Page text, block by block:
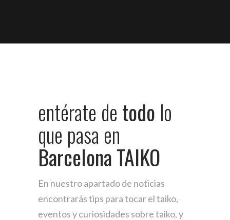
entérate de todo lo
que pasa en
BarcelonaTAIKO
En nuestro apartado de noticias
encontrarástips para tocar el taiko,
eventos y curiosidades sobre taiko,y